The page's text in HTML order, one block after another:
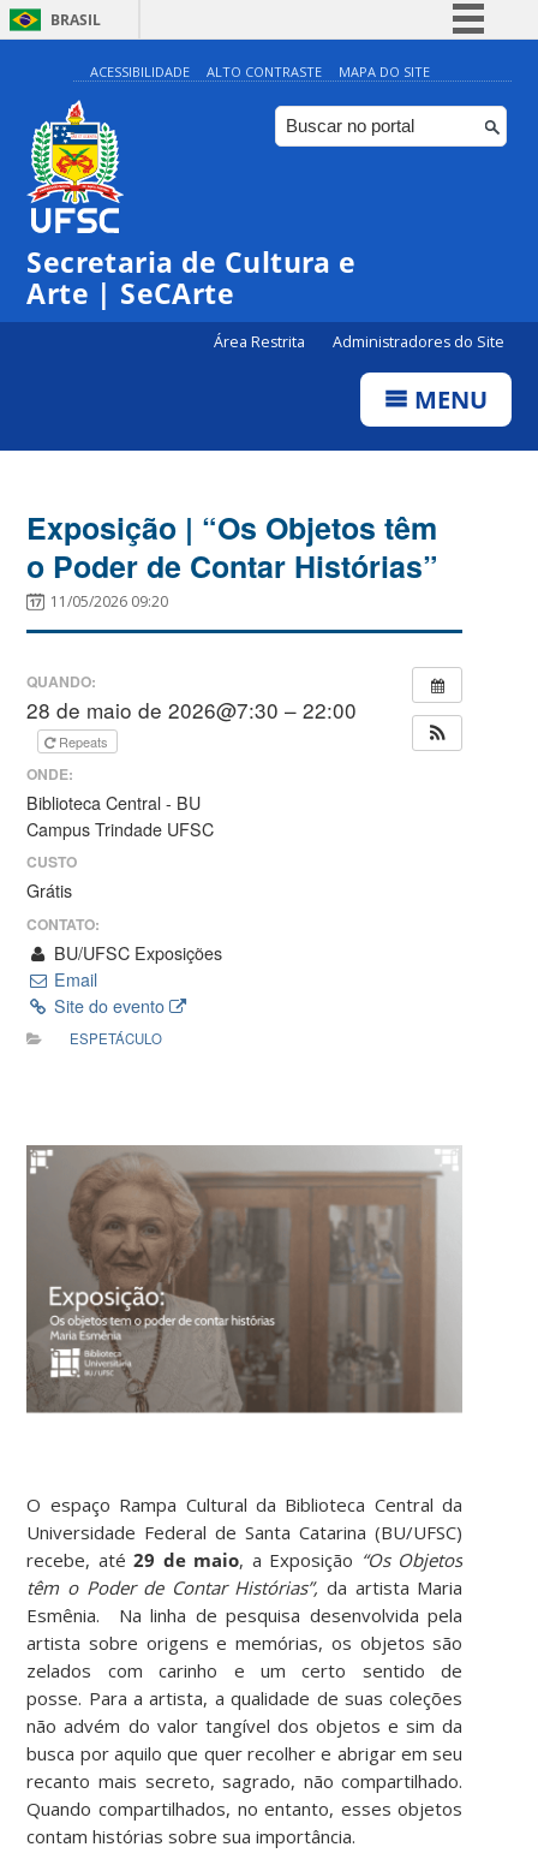
BRASIL
Simplifique!
Comunica BR
Participe
ACESSIBILIDADE ALTO CONTRASTE MAPA DO SITE
Secretaria de Cultura e
Arte | SeCArte
Área Restrita Administradores do Site
MENU
Exposição | “Os Objetos têm
o Poder de Contar Histórias”
11/05/2026 09:20
QUANDO:
28 de maio de 2026@7:30 – 22:00
Repeats
ONDE:
Biblioteca Central - BU
Campus Trindade UFSC
CUSTO
Grátis
CONTATO:
BU/UFSC Exposições
Email
Site do evento
ESPETÁCULO
O espaço Rampa Cultural da Biblioteca Central da
Universidade Federal de Santa Catarina (BU/UFSC)
recebe, até29 de maio, a Exposição “Os Objetos
têm o Poder de Contar Histórias”, da artista Maria
Esmênia. Na linha de pesquisa desenvolvida pela
artista sobre origens e memórias, os objetos são
zelados com carinho e um certo sentido de
posse. Para a artista, a qualidade de suas coleções
não advém do valor tangível dos objetos e sim da
busca por aquilo que quer recolher e abrigar em seu
recanto mais secreto, sagrado, não compartilhado.
Quando compartilhados, no entanto, esses objetos
contam histórias sobre sua importância.